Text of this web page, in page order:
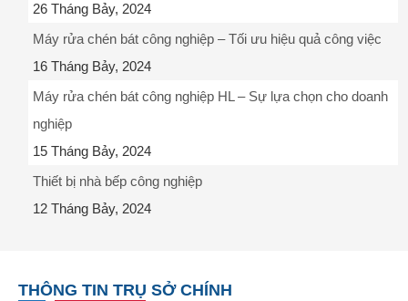
26 Tháng Bảy, 2024
Máy rửa chén bát công nghiệp – Tối ưu hiệu quả công việc
16 Tháng Bảy, 2024
Máy rửa chén bát công nghiệp HL – Sự lựa chọn cho doanh
nghiệp
15 Tháng Bảy, 2024
Thiết bị nhà bếp công nghiệp
12 Tháng Bảy, 2024
THÔNG TIN TRỤ SỞ CHÍNH